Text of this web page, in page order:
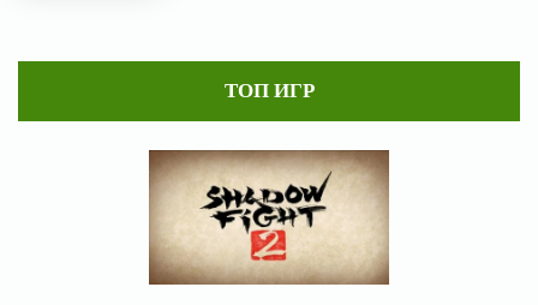
ТОП ИГР